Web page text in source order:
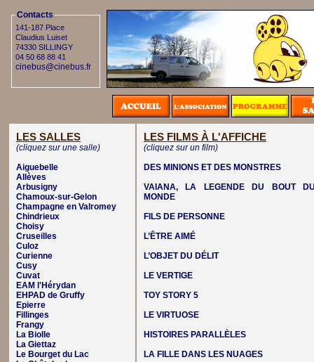
Contacts
141-187 Place
Claudius Luiset
74330 SILLINGY
04 50 68 88 41
cinebus@cinebus.fr
LES SALLES
(cliquez sur une salle)
Aiguebelle
Allèves
Arbusigny
Chamoux-sur-Gelon
Champagne en Valromey
Chindrieux
Choisy
Cruseilles
Culoz
Curienne
Cusy
Cuvat
EAM l'Hérydan
EHPAD de Gruffy
Epierre
Fillinges
Frangy
La Biolle
La Giettaz
Le Bourget du Lac
LES FILMS À L'AFFICHE
(cliquez sur un film)
DES MINIONS ET DES MONSTRES
VAIANA, LA LEGENDE DU BOUT
MONDE
FILS DE PERSONNE
L’ÊTRE AIMÉ
L’OBJET DU DÉLIT
LE VERTIGE
TOY STORY 5
LE VIRTUOSE
HISTOIRES PARALLÈLES
LA FILLE DANS LES NUAGES